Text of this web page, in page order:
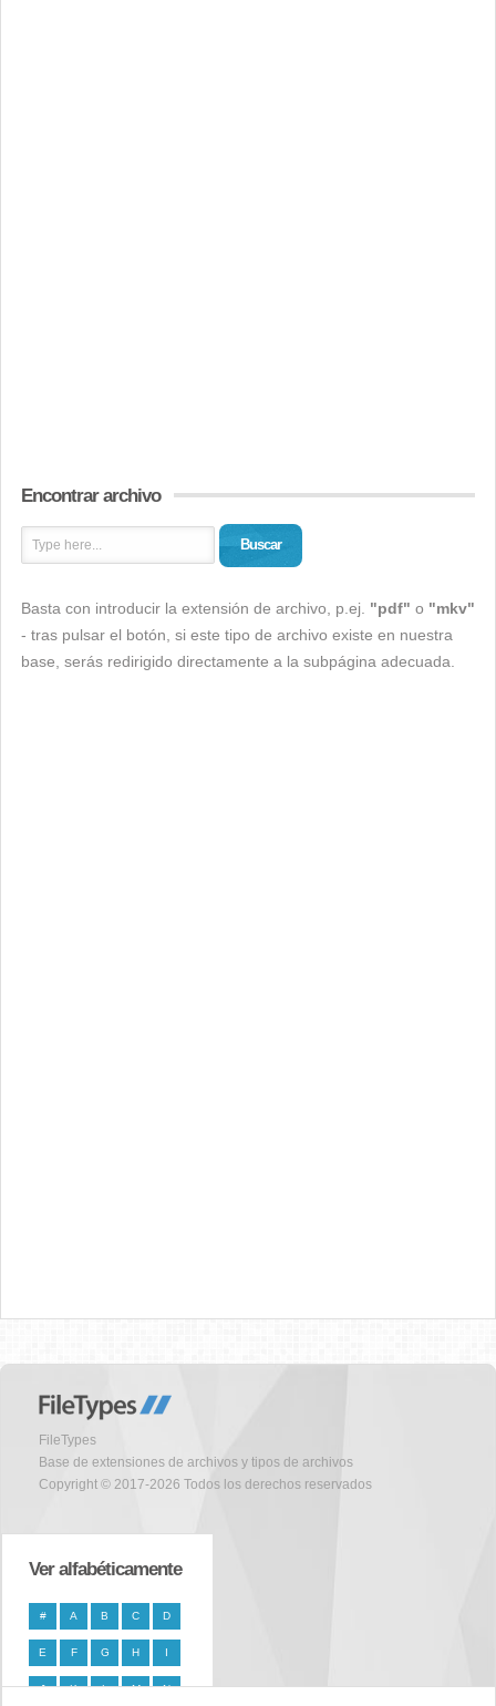
Encontrar archivo
Buscar
Basta con introducir la extensión de archivo, p.ej. "pdf" o "mkv"
- tras pulsar el botón, si este tipo de archivo existe en nuestra
base, serás redirigido directamente a la subpágina adecuada.
FileTypes
Base de extensiones de archivos y tipos de archivos
Copyright © 2017-2026 Todos los derechos reservados
Ver alfabéticamente
# A B C D
E F G H I
J K L M N